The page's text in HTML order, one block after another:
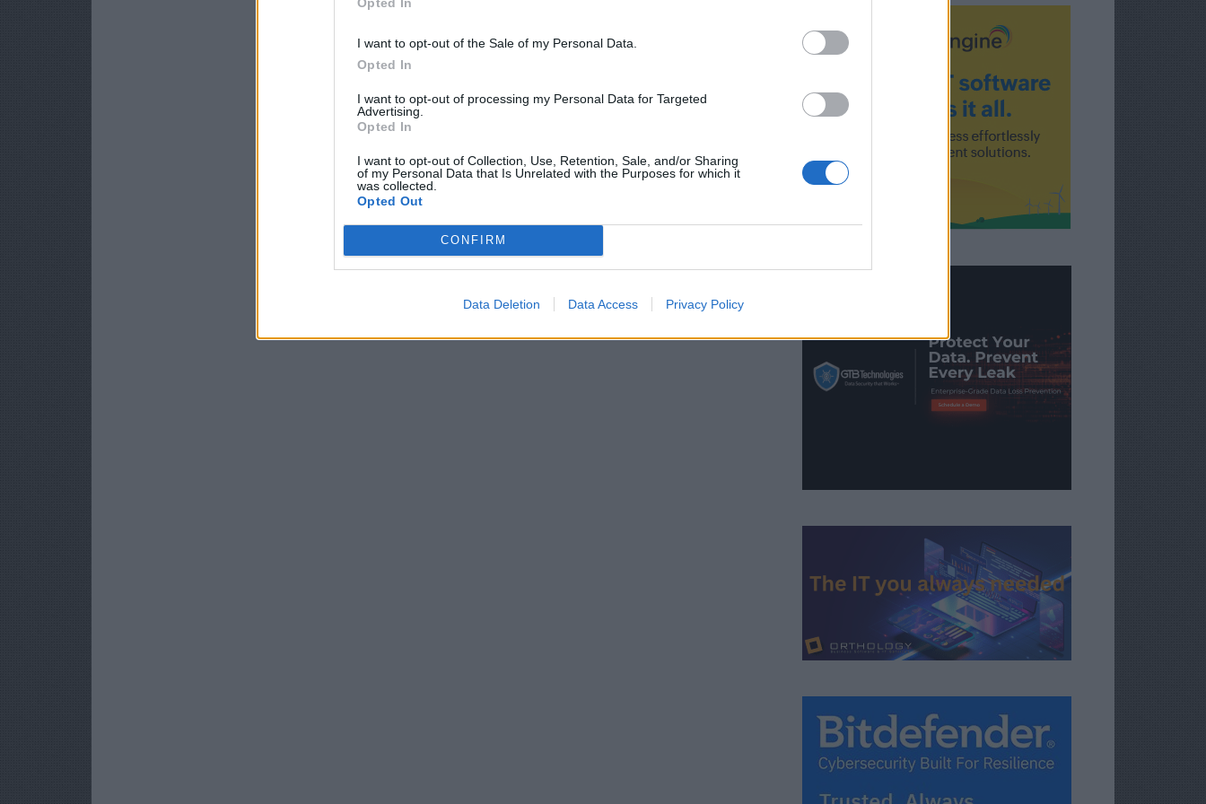
I want to opt-out of the Sale of my Personal Data.
Opted In
I want to opt-out of processing my Personal Data for Targeted
Advertising.
Opted In
I want to opt-out of Collection, Use, Retention, Sale, and/or Sharing
of my Personal Data that Is Unrelated with the Purposes for which it
was collected.
Opted Out
CONFIRM
Data Deletion Data Access Privacy Policy